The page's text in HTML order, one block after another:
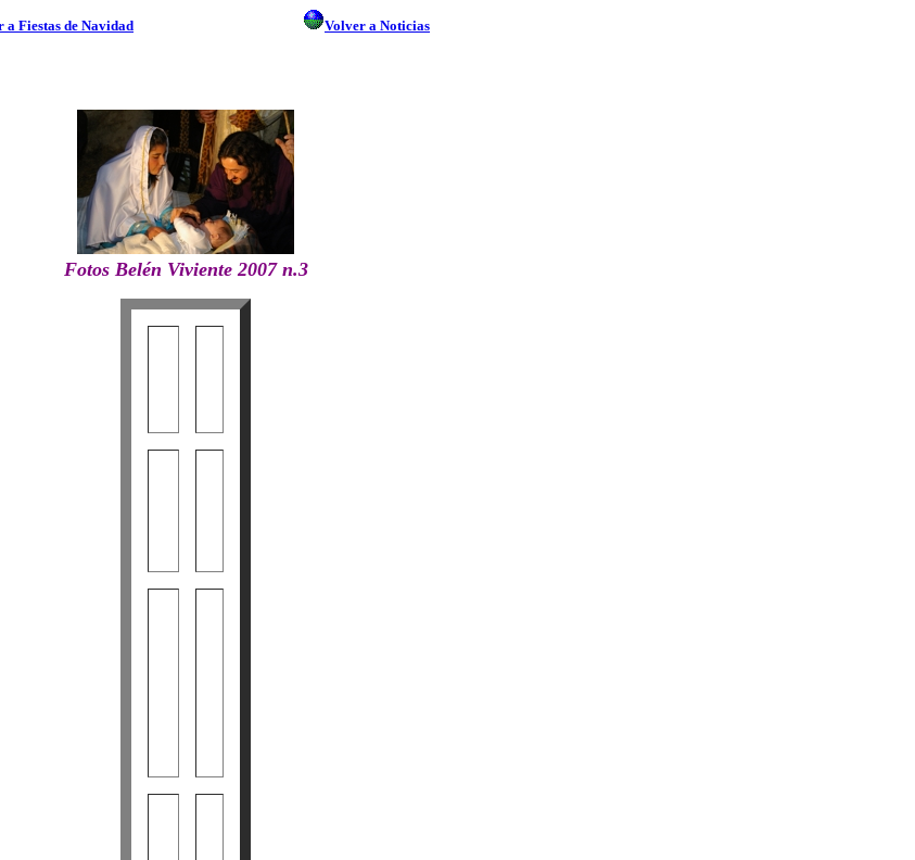
a Fiestas de Navidad Volver a Noticias
Fotos Belén Viviente 2007 n.3